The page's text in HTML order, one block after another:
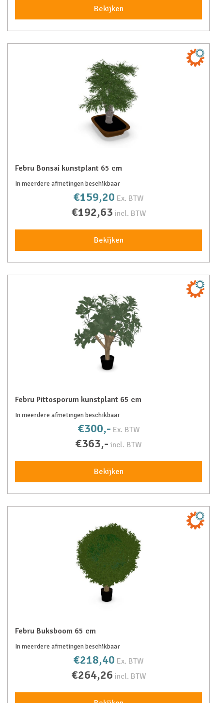
Bekijken
Febru Bonsai kunstplant 65 cm
In meerdere afmetingen beschikbaar
€159,20 Ex. BTW
€192,63 incl. BTW
Bekijken
Febru Pittosporum kunstplant 65 cm
In meerdere afmetingen beschikbaar
€300,- Ex. BTW
€363,- incl. BTW
Bekijken
Febru Buksboom 65 cm
In meerdere afmetingen beschikbaar
€218,40 Ex. BTW
€264,26 incl. BTW